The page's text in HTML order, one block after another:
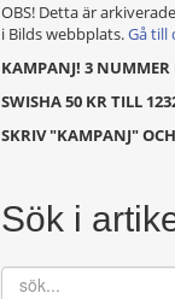
OBS! Detta är
i Bilds webbplats.Gå till
KAMPANJ! 3 NUMMER
SWISHA 50 KR TILL
SKRIV "KAMPANJ"
Sök i
sök...